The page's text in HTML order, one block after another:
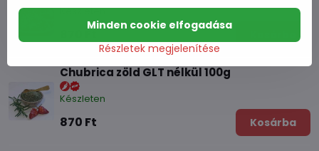
Készleten
Chubrica zöld GLT nélkül 100g
Készleten
870 Ft Kosárba
Részletek megjelenítése
Minden cookie elfogadása